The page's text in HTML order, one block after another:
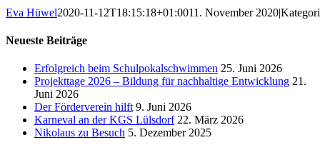
Eva Hüwel2020-11-12T18:15:18+01:0011. November 2020|
Neueste Beiträge
Erfolgreich beim Schulpokalschwimmen 25. Juni 2026
Projekttage 2026 – Bildung für nachhaltige Entwicklung 21.
Juni 2026
Der Förderverein hilft 9. Juni 2026
Karneval an der KGS Lülsdorf 22. März 2026
Nikolaus zu Besuch 5. Dezember 2025